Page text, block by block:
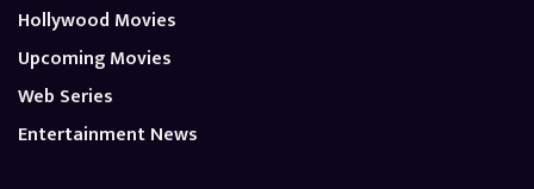
Hollywood Movies
Upcoming Movies
Web Series
Entertainment News